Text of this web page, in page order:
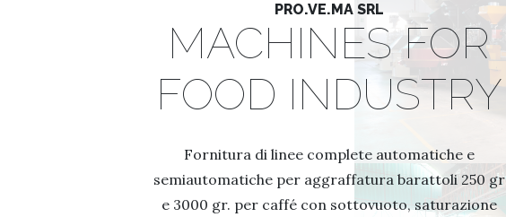
PRO.VE.MA SRL
MACHINES FOR
FOOD INDUSTRY
Fornitura di linee complete automatiche e
semiautomatiche per aggraffatura barattoli 250 gr
e 3000 gr. per caffé con sottovuoto, saturazione